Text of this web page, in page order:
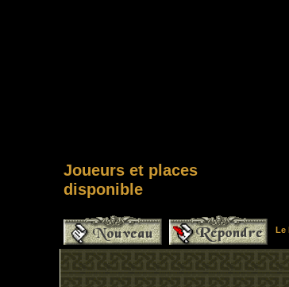
Joueurs et places
disponible
Le